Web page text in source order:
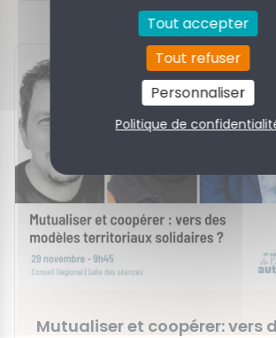
Mutualiser et coopérer: vers
Tout accepter
Tout refuser
Personnaliser
Politique de